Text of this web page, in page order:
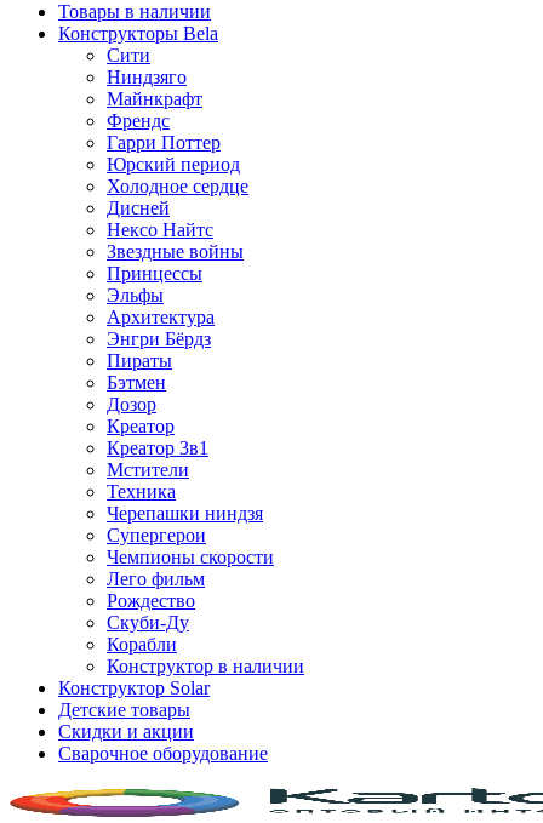
Товары в наличии
Конструкторы Bela
Сити
Ниндзяго
Майнкрафт
Френдс
Гарри Поттер
Юрский период
Холодное сердце
Дисней
Нексо Найтс
Звездные войны
Принцессы
Эльфы
Архитектура
Энгри Бёрдз
Пираты
Бэтмен
Дозор
Креатор
Креатор 3в1
Мстители
Техника
Черепашки ниндзя
Супергерои
Чемпионы скорости
Лего фильм
Рождество
Скуби-Ду
Корабли
Конструктор в наличии
Конструктор Solar
Детские товары
Скидки и акции
Сварочное оборудование